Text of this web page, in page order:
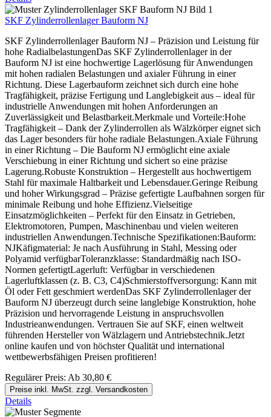
SKF Zylinderrollenlager Bauform NJ
SKF Zylinderrollenlager Bauform NJ – Präzision und Leistung für
hohe RadialbelastungenDas SKF Zylinderrollenlager in der
Bauform NJ ist eine hochwertige Lagerlösung für Anwendungen
mit hohen radialen Belastungen und axialer Führung in einer
Richtung. Diese Lagerbauform zeichnet sich durch eine hohe
Tragfähigkeit, präzise Fertigung und Langlebigkeit aus – ideal für
industrielle Anwendungen mit hohen Anforderungen an
Zuverlässigkeit und Belastbarkeit.Merkmale und Vorteile:Hohe
Tragfähigkeit – Dank der Zylinderrollen als Wälzkörper eignet sich
das Lager besonders für hohe radiale Belastungen.Axiale Führung
in einer Richtung – Die Bauform NJ ermöglicht eine axiale
Verschiebung in einer Richtung und sichert so eine präzise
Lagerung.Robuste Konstruktion – Hergestellt aus hochwertigem
Stahl für maximale Haltbarkeit und Lebensdauer.Geringe Reibung
und hoher Wirkungsgrad – Präzise gefertigte Laufbahnen sorgen für
minimale Reibung und hohe Effizienz.Vielseitige
Einsatzmöglichkeiten – Perfekt für den Einsatz in Getrieben,
Elektromotoren, Pumpen, Maschinenbau und vielen weiteren
industriellen Anwendungen.Technische Spezifikationen:Bauform:
NJKäfigmaterial: Je nach Ausführung in Stahl, Messing oder
Polyamid verfügbarToleranzklasse: Standardmäßig nach ISO-
Normen gefertigtLagerluft: Verfügbar in verschiedenen
Lagerluftklassen (z. B. C3, C4)Schmierstoffversorgung: Kann mit
Öl oder Fett geschmiert werdenDas SKF Zylinderrollenlager der
Bauform NJ überzeugt durch seine langlebige Konstruktion, hohe
Präzision und hervorragende Leistung in anspruchsvollen
Industrieanwendungen. Vertrauen Sie auf SKF, einen weltweit
führenden Hersteller von Wälzlagern und Antriebstechnik.Jetzt
online kaufen und von höchster Qualität und international
wettbewerbsfähigen Preisen profitieren!
Regulärer Preis: Ab 30,80 €
Preise inkl. MwSt. zzgl. Versandkosten
Details